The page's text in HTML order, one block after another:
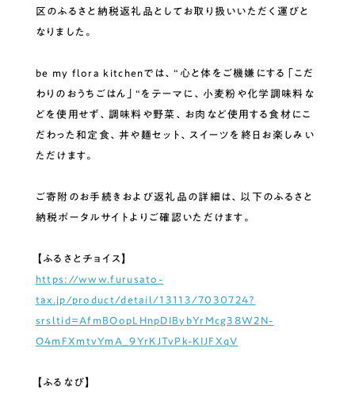
区のふるさと納税返礼品としてお取り扱いいただく運びと
なりました。
be my flora kitchenでは、“心と体をご機嫌にする「こだ
わりのおうちごはん」“をテーマに、小麦粉や化学調味料な
どを使用せず、調味料や野菜、お肉など使用する食材にこ
だわった和定食、丼や麺セット、スイーツを終日お楽しみい
ただけます。
ご寄附のお手続きおよび返礼品の詳細は、以下のふるさと
納税ポータルサイトよりご確認いただけます。
【ふるさとチョイス】
https://www.furusato-
tax.jp/product/detail/13113/7030724?
srsltid=AfmBOopLHnpDIBybYrMcg38W2N-
O4mFXmtvYmA_9YrKJTvPk-KIJFXqV
【ふるなび】